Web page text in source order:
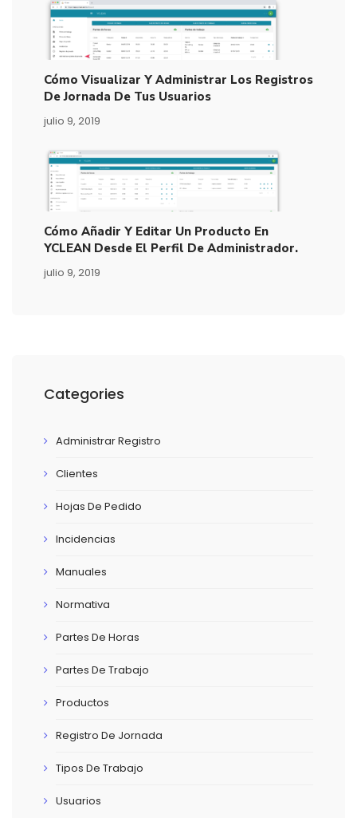
Cómo Visualizar Y Administrar Los Registros
De Jornada De Tus Usuarios
julio 9, 2019
Cómo Añadir Y Editar Un Producto En
YCLEAN Desde El Perfil De Administrador.
julio 9, 2019
Categories
Administrar Registro
Clientes
Hojas De Pedido
Incidencias
Manuales
Normativa
Partes De Horas
Partes De Trabajo
Productos
Registro De Jornada
Tipos De Trabajo
Usuarios